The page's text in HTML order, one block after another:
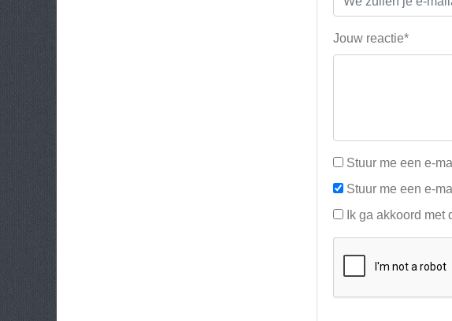
Jouw reactie*
Stuur me een e-
Stuur me een e-
Ik ga akkoord met